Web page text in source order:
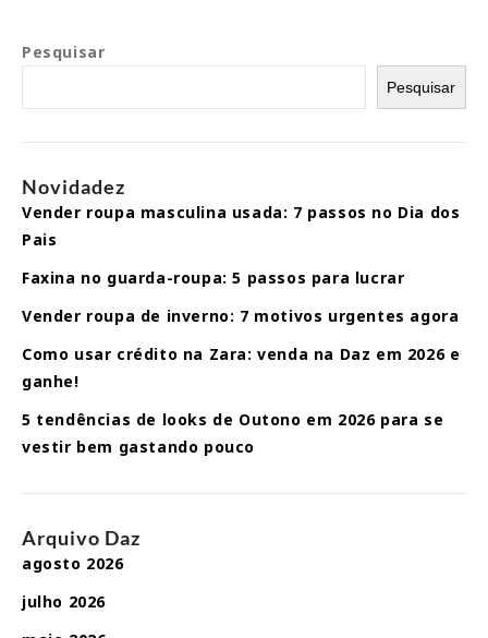
Pesquisar
Pesquisar
Novidadez
Vender roupa masculina usada: 7 passos no Dia dos
Pais
Faxina no guarda-roupa: 5 passos para lucrar
Vender roupa de inverno: 7 motivos urgentes agora
Como usar crédito na Zara: venda na Daz em 2026 e
ganhe!
5 tendências de looks de Outono em 2026 para se
vestir bem gastando pouco
Arquivo Daz
agosto 2026
julho 2026